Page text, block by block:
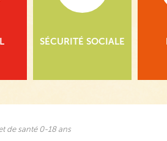
SÉCURITÉ SOCIALE
de santé 0-18 ans